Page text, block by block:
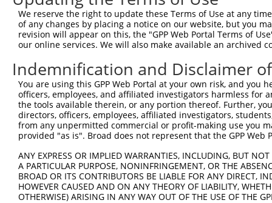
We reserve the right to update these Terms of Use at any
of any changes by placing a notice on our website, but you
revision will appear on this, the "GPP Web Portal Terms of
our online services. We will also make available an archived
Indemnification and Disclaimer
You are using this GPP Web Portal at your own risk, and
officers, employees, and affiliated investigators harmless for
the tools available therein, or any portion thereof. Further,
directors, officers, employees, affiliated investigators,
from any unpermitted commercial or profit-making use you
provided "as is". Broad does not represent that the GPP
ANY EXPRESS OR IMPLIED WARRANTIES, INCLUDING, BUT
A PARTICULAR PURPOSE, NONINFRINGEMENT, OR THE
BROAD OR ITS CONTRIBUTORS BE LIABLE FOR ANY DIRECT,
HOWEVER CAUSED AND ON ANY THEORY OF LIABILITY,
OTHERWISE) ARISING IN ANY WAY OUT OF THE USE OF THE